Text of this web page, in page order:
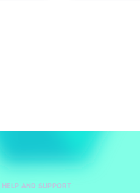
HELP AND SUPPORT